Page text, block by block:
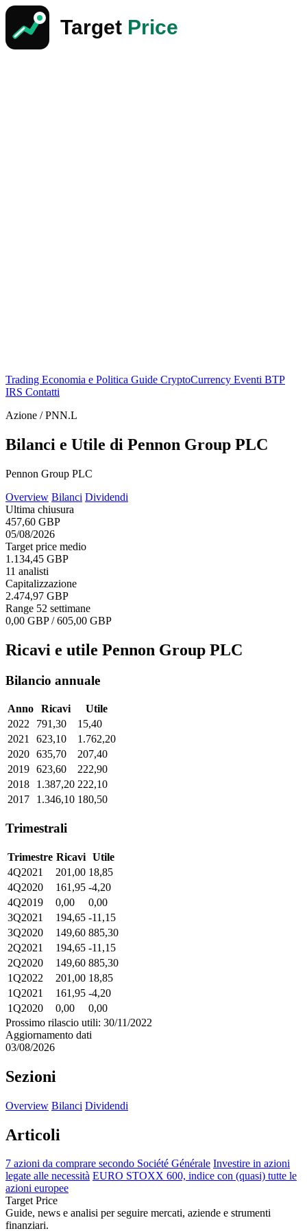
Trading Economia e Politica Guide CryptoCurrency Eventi BTP
IRS Contatti
Azione / PNN.L
Bilanci e Utile di Pennon Group PLC
Pennon Group PLC
Overview Bilanci Dividendi
Ultima chiusura
457,60 GBP
05/08/2026
Target price medio
1.134,45 GBP
11 analisti
Capitalizzazione
2.474,97 GBP
Range 52 settimane
0,00 GBP / 605,00 GBP
Ricavi e utile Pennon Group PLC
Bilancio annuale
Anno Ricavi
Utile
2022
791,30
15,40
2021
623,10
1.762,20
2020 635,70
207,40
2019 623,60
222,90
2018
1.387,20 222,10
2017
1.346,10 180,50
Trimestrali
Trimestre Ricavi
Utile
4Q2021
201,00 18,85
4Q2020
161,95 -4,20
4Q2019
0,00
0,00
3Q2021
194,65 -11,15
3Q2020
149,60 885,30
2Q2021
194,65 -11,15
2Q2020
149,60 885,30
1Q2022
201,00 18,85
1Q2021
161,95 -4,20
1Q2020
0,00
0,00
Prossimo rilascio utili: 30/11/2022
Aggiornamento dati
03/08/2026
Sezioni
Overview Bilanci Dividendi
Articoli
7 azioni da comprare secondo Société Générale Investire in azioni
legate alle necessità EURO STOXX 600, indice con (quasi) tutte le
azioni europee
Target Price
Guide, news e analisi per seguire mercati, aziende e strumenti
finanziari.